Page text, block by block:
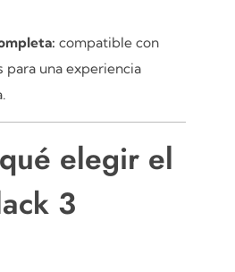
compatible con
para una experiencia
elegir el
3